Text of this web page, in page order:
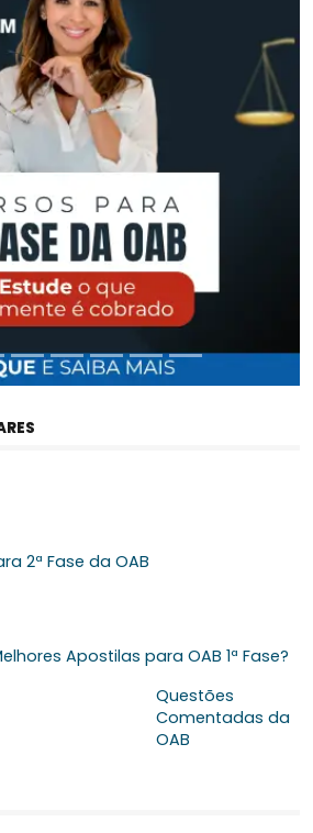
2ª Fase da OAB
Apostilas para OAB 1ª Fase?
Questões
Comentadas da
OAB